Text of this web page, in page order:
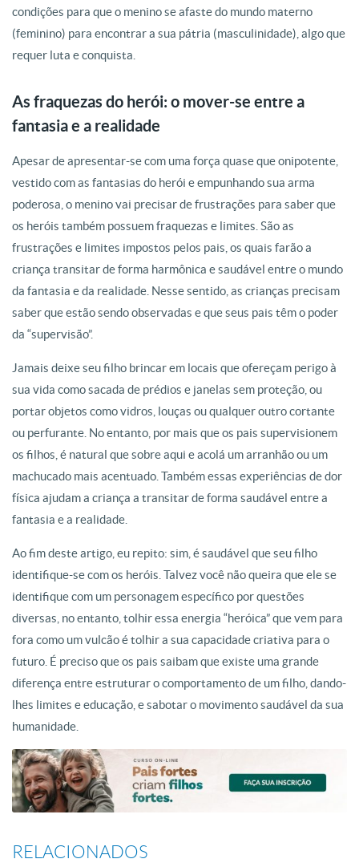
condições para que o menino se afaste do mundo materno
(feminino) para encontrar a sua pátria (masculinidade), algo que
requer luta e conquista.
As fraquezas do herói: o mover-se entre a
fantasia e a realidade
Apesar de apresentar-se com uma força quase que onipotente,
vestido com as fantasias do herói e empunhando sua arma
poderosa, o menino vai precisar de frustrações para saber que
os heróis também possuem fraquezas e limites. São as
frustrações e limites impostos pelos pais, os quais farão a
criança transitar de forma harmônica e saudável entre o mundo
da fantasia e da realidade. Nesse sentido, as crianças precisam
saber que estão sendo observadas e que seus pais têm o poder
da “supervisão”.
Jamais deixe seu filho brincar em locais que ofereçam perigo à
sua vida como sacada de prédios e janelas sem proteção, ou
portar objetos como vidros, louças ou qualquer outro cortante
ou perfurante. No entanto, por mais que os pais supervisionem
os filhos, é natural que sobre aqui e acolá um arranhão ou um
machucado mais acentuado. Também essas experiências de dor
física ajudam a criança a transitar de forma saudável entre a
fantasia e a realidade.
Ao fim deste artigo, eu repito: sim, é saudável que seu filho
identifique-se com os heróis. Talvez você não queira que ele se
identifique com um personagem específico por questões
diversas, no entanto, tolhir essa energia “heróica” que vem para
fora como um vulcão é tolhir a sua capacidade criativa para o
futuro. É preciso que os pais saibam que existe uma grande
diferença entre estruturar o comportamento de um filho, dando-
lhes limites e educação, e sabotar o movimento saudável da sua
humanidade.
RELACIONADOS